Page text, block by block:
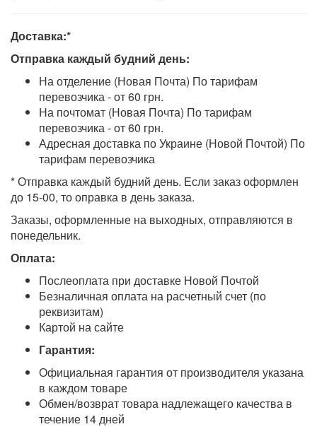
Доставка:*
Отправка каждый будний день:
На отделение (Новая Почта) По тарифам
перевозчика - от 60 грн.
На почтомат (Новая Почта) По тарифам
перевозчика - от 60 грн.
Адресная доставка по Украине (Новой Почтой) По
тарифам перевозчика
* Отправка каждый будний день. Если заказ оформлен
до 15-00, то оправка в день заказа.
Заказы, оформленные на выходных, отправляются в
понедельник.
Оплата:
Послеоплата при доставке Новой Почтой
Безналичная оплата на расчетный счет (по
реквизитам)
Картой на сайте
Гарантия:
Официальная гарантия от производителя указана
в каждом товаре
Обмен/возврат товара надлежащего качества в
течение 14 дней